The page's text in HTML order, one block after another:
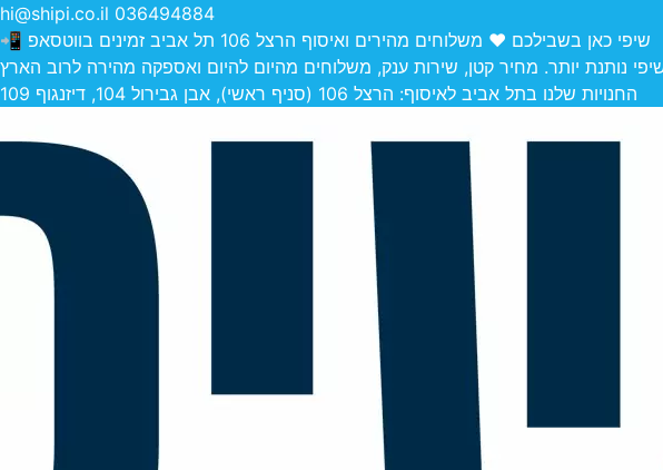
036494884
hi@shipi.co.il
שיפי כאן בשבילכם ❤️ משלוחים מהירים ואיסוף הרצל 106 תל אביב זמינים בווטסאפ 📲
נותנת יותר. מחיר קטן, שירות ענק, משלוחים מהיום להיום ואספקה מהירה לרוב הארץ
החנויות שלנו בתל אביב לאיסוף: הרצל 106 (סניף ראשי), אבן גבירול 104, דיזנגוף 109